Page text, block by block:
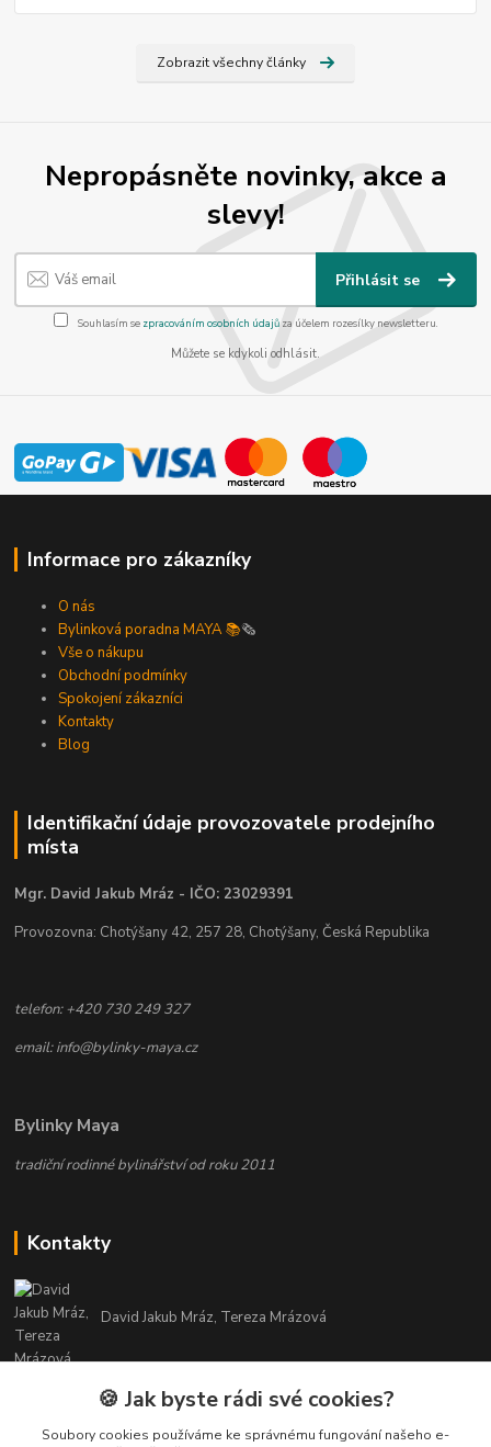
Zobrazit všechny články
Nepropásněte novinky, akce a
slevy!
Přihlásit se
Souhlasím se zpracováním osobních údajůza účelem rozesílky newsletteru.
Můžete se kdykoli odhlásit.
Informace pro zákazníky
O nás
Bylinková poradna MAYA 📚🗞️
Vše o nákupu
Obchodní podmínky
Spokojení zákazníci
Kontakty
Blog
Identifikační údaje provozovatele prodejního
místa
Mgr. David Jakub Mráz - IČO: 23029391
Provozovna: Chotýšany 42, 257 28, Chotýšany, Česká Republika
telefon: +420 730 249 327
email: info@bylinky-maya.cz
Bylinky Maya
tradiční rodinné bylinářství od roku 2011
Kontakty
David Jakub Mráz, Tereza Mrázová
info@bylinky-maya.cz
🍪 Jak byste rádi své cookies?
Soubory cookies používáme ke správnému fungování našeho e-